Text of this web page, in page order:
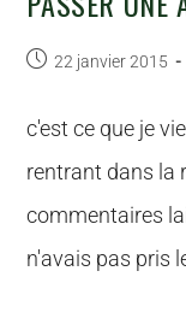
22 janvier 2015
c'est ce que je
rentrant dans la
commentaires
n'avais pas pris